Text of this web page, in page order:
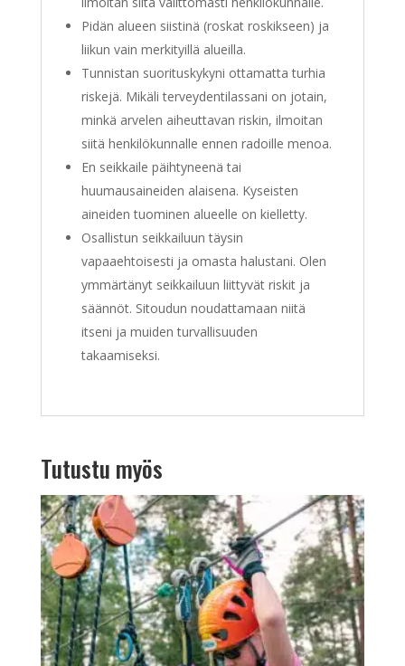
Pidän alueen siistinä (roskat roskikseen) ja
liikun vain merkityillä alueilla.
Tunnistan suorituskykyni ottamatta turhia
riskejä. Mikäli terveydentilassani on jotain,
minkä arvelen aiheuttavan riskin, ilmoitan
siitä henkilökunnalle ennen radoille menoa.
En seikkaile päihtyneenä tai
huumausaineiden alaisena. Kyseisten
aineiden tuominen alueelle on kielletty.
Osallistun seikkailuun täysin
vapaaehtoisesti ja omasta halustani. Olen
ymmärtänyt seikkailuun liittyvät riskit ja
säännöt. Sitoudun noudattamaan niitä
itseni ja muiden turvallisuuden
takaamiseksi.
Tutustu myös